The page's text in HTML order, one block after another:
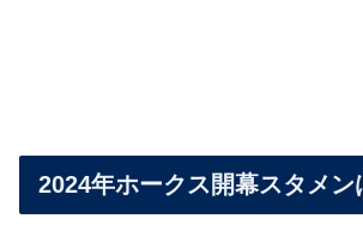
2024年ホークス開幕スタメン